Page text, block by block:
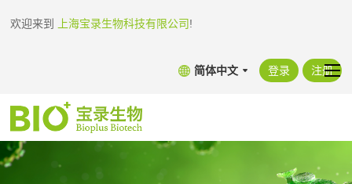
欢迎来到 上海宝录生物科技有限公司!
简体中文 登录 注册